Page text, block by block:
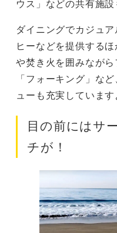
ウス」などの共有施設
ダイニングでカジュ
ヒーなどを提供する
や焚き火を囲みなが
「フォーキング」な
ューも充実しています
目の前にはサ
チが！